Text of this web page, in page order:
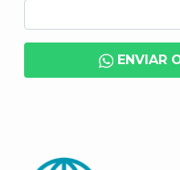
ENVIAR